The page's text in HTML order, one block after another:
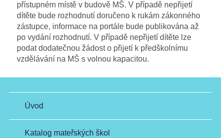
přístupném místě v budově MŠ. V případě nepřijetí
dítěte bude rozhodnutí doručeno k rukám zákonného
zástupce, informace na portále bude publikována až
po vydání rozhodnutí. V případě nepřijetí dítěte lze
podat dodatečnou žádost o přijetí k předškolnímu
vzdělávání na MŠ s volnou kapacitou.
Úvod
Katalog mateřských škol